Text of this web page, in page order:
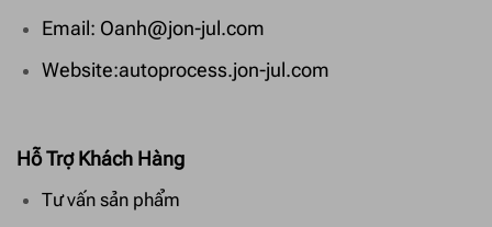
Email: Oanh@jon-jul.com
Website:autoprocess.jon-jul.com
Hỗ Trợ Khách Hàng
Tư vấn sản phẩm